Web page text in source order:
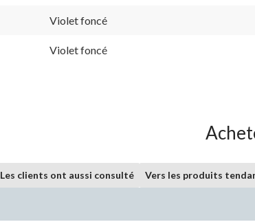
Violet foncé
Violet foncé
Les clients ont aussi consulté Vers les produits